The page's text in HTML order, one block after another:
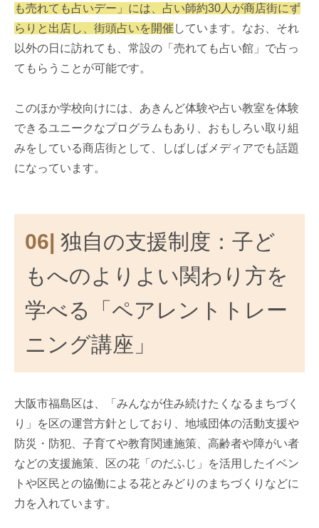
も売れても占いデー」には、占い師約30人が商店街にず
らりと出店し、街頭占いを開催 しています。なお、それ
以外の日に訪れても、常設の「売れても占い館」で占っ
てもらうことが可能です。
このほか学校向けには、あきんど体験や占い教室を体験
できるユニークなプログラムもあり、おもしろい取り組
みをしている商店街として、しばしばメディアでも話題
になっています。
06| 独自の支援制度：子ど
もへのよりよい関わり方を
学べる「ペアレントトレー
ニング講座」
大阪市福島区は、「みんなが住み続けたくなるまちづく
り」を区の運営方針としており、地域団体の活動支援や
防災・防犯、子育てや教育関連施策、高齢者や障がい者
などの支援施策、区の花「のだふじ」を活用したイベン
トや区民との協働による花とみどりのまちづくりなどに
力を入れています。